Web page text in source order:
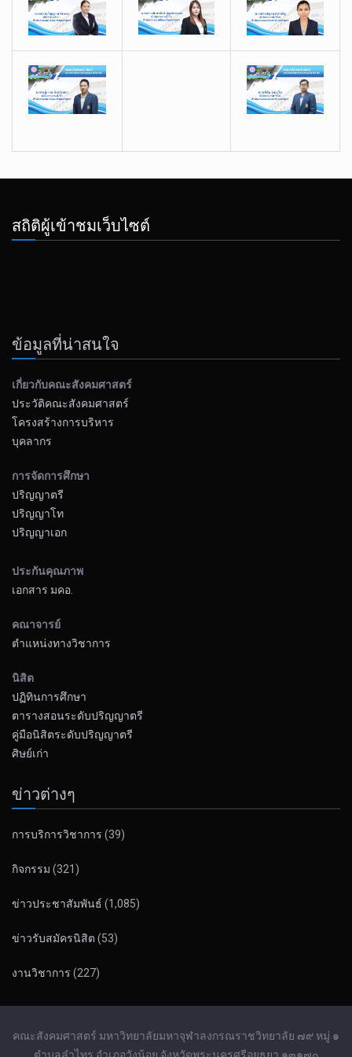
สถิติผู้เข้าชมเว็บไซต์
ข้อมูลที่น่าสนใจ
เกี่ยวกับคณะสังคมศาสตร์
ประวัติคณะสังคมศาสตร์
โครงสร้างการบริหาร
บุคลากร
การจัดการศึกษา
ปริญญาตรี
ปริญญาโท
ปริญญาเอก
ประกันคุณภาพ
เอกสาร มคอ.
คณาจารย์
ตำแหน่งทางวิชาการ
นิสิต
ปฏิทินการศึกษา
ตารางสอนระดับปริญญาตรี
คู่มือนิสิตระดับปริญญาตรี
ศิษย์เก่า
ข่าวต่างๆ
การบริการวิชาการ (39)
กิจกรรม (321)
ข่าวประชาสัมพันธ์ (1,085)
ข่าวรับสมัครนิสิต (53)
งานวิชาการ (227)
คณะสังคมศาสตร์ มหาวิทยาลัยมหาจุฬาลงกรณราชวิทยาลัย ๗๙ หมู่ ๑